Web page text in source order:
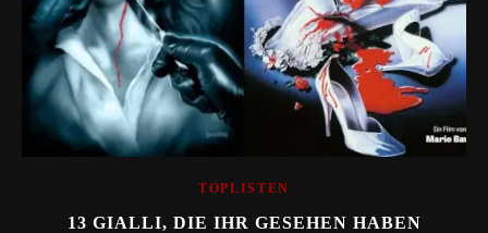
TOPLISTEN
13 GIALLI, DIE IHR GESEHEN HABEN